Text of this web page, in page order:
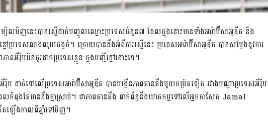
លមិញ​នេះ​បានស្នើ​ដាក់បញ្ចូល​ឈ្មោះ​ប្រទេស​ចំនួន​៧ ​ដែល​ក្នុងនោះ​មានទាំង​អារ៉ាប៊ីសាអូឌីត​ និង​
មៅ​ប្រទេស​លាងលុយ​កង្វក់​។ ក្រោយបានដឹង​អំពី​ការស្នើនេះ​ ប្រទេសអា​រ៉ាប៊ីសាអូឌីត​ បានសម្តែង​នូវការ​
ពអឺរ៉ុប​មិនគួរដាក់ប្រទេសខ្លួន​ ក្នុង​បញ្ជីខ្មៅនោះទេ​។
ដាក់ទៅលើ​ប្រទេស​អារ៉ាប៊ីសាអូឌីត​ បាន​បង្កើន​ភាពតានតឹង​មួយកម្រិតទៀត​ រវាង​បណ្តាប្រទេសអឺរ៉ុប​
ល​កំពុងតែ​មាននឹងគ្នា​ស្រាប់​។ ជា​ភាពតានតឹង​ ពាក់ព័ន្ធនឹង​ឃាតកម្ម​ទៅលើ​អ្នកកាសែត​ Jamal
ឡើង​កាលពីឆ្នាំ​ទៅមិញ​។